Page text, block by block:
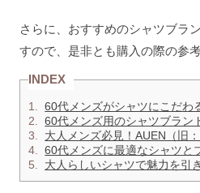
さらに、おすすめのシャツブラ
すので、是非とも購入の際の参
INDEX
1.
60代メンズがシャツにこだわ
2.
60代メンズ用のシャツブラン
3.
大人メンズ必見！AUEN（旧
4.
60代メンズに最適なシャツと
5.
大人らしいシャツで魅力を引